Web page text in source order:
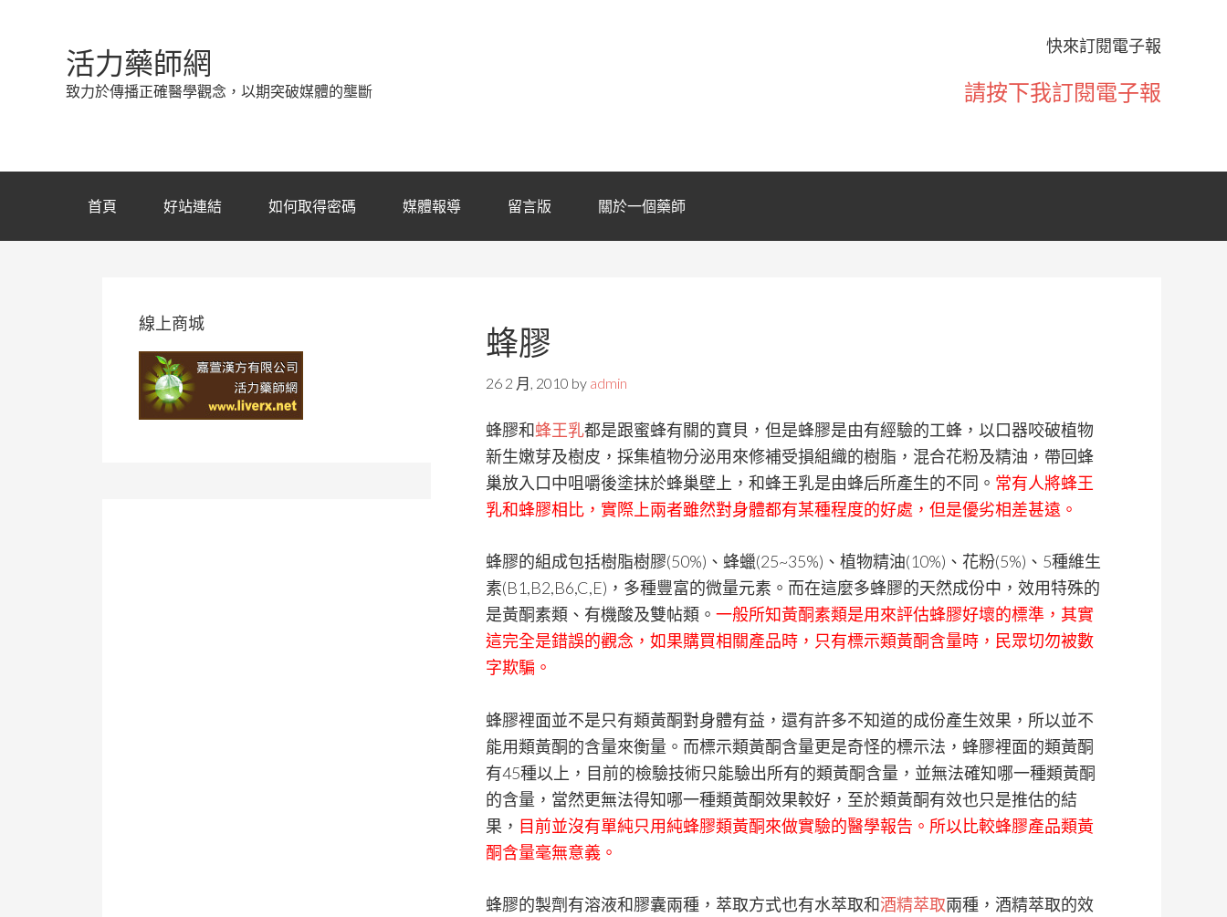
活力藥師網
致力於傳播正確醫學觀念，以期突破媒體的壟斷
快來訂閱電子報
請按下我訂閱電子報
首頁 好站連結 如何取得密碼 媒體報導 留言版 關於一個藥師
蜂膠
26 2 月, 2010 by admin
蜂膠和蜂王乳都是跟蜜蜂有關的寶貝，但是蜂膠是由有經驗的工蜂，以口器咬破植物
新生嫩芽及樹皮，採集植物分泌用來修補受損組織的樹脂，混合花粉及精油，帶回蜂
巢放入口中咀嚼後塗抹於蜂巢壁上，和蜂王乳是由蜂后所產生的不同。 常有人將蜂王
乳和蜂膠相比，實際上兩者雖然對身體都有某種程度的好處，但是優劣相差甚遠。
蜂膠的組成包括樹脂樹膠(50%)、蜂蠟(25~35%)、植物精油(10%)、花粉(5%)、5種維生
素(B1,B2,B6,C,E)，多種豐富的微量元素。而在這麼多蜂膠的天然成份中，效用特殊的
是黃酮素類、有機酸及雙帖類。 一般所知黃酮素類是用來評估蜂膠好壞的標準，其實
這完全是錯誤的觀念，如果購買相關產品時，只有標示類黃酮含量時，民眾切勿被數
字欺騙。
蜂膠裡面並不是只有類黃酮對身體有益，還有許多不知道的成份產生效果，所以並不
能用類黃酮的含量來衡量。而標示類黃酮含量更是奇怪的標示法，蜂膠裡面的類黃酮
有45種以上，目前的檢驗技術只能驗出所有的類黃酮含量，並無法確知哪一種類黃酮
的含量，當然更無法得知哪一種類黃酮效果較好，至於類黃酮有效也只是推估的結
果， 目前並沒有單純只用純蜂膠類黃酮來做實驗的醫學報告。所以比較蜂膠產品類黃
酮含量毫無意義。
蜂膠的製劑有溶液和膠囊兩種，萃取方式也有水萃取和酒精萃取兩種，酒精萃取的效
線上商城